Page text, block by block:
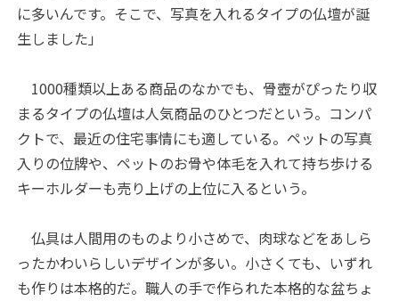
に多いんです。そこで、写真を入れるタイプの仏壇が誕
生しました」
1000種類以上ある商品のなかでも、骨壺がぴったり収
まるタイプの仏壇は人気商品のひとつだという。コンパ
クトで、最近の住宅事情にも適している。ペットの写真
入りの位牌や、ペットのお骨や体毛を入れて持ち歩ける
キーホルダーも売り上げの上位に入るという。
仏具は人間用のものより小さめで、肉球などをあしら
ったかわいらしいデザインが多い。小さくても、いずれ
も作りは本格的だ。職人の手で作られた本格的な盆ちょ